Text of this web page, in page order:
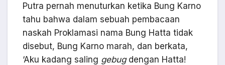
Putra pernah menuturkan ketika Bung Karno
tahu bahwa dalam sebuah pembacaan
naskah Proklamasi nama Bung Hatta tidak
disebut, Bung Karno marah, dan berkata,
‘Aku kadang saling gebugdengan Hatta!